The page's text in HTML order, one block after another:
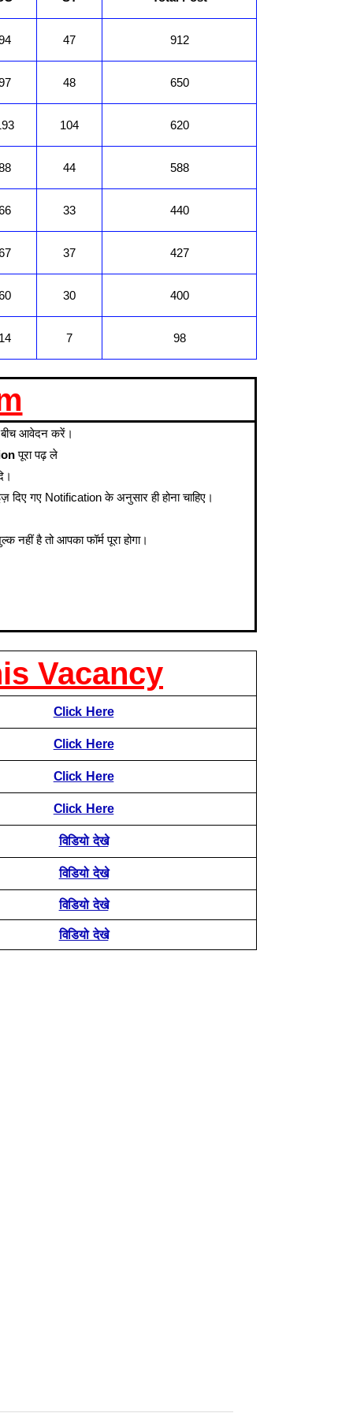
47 912
48 650
104 620
44 588
33 440
37 427
30 400
14 7 98
आवेदन करें।
पूरा पढ़ ले
गए Notification के अनुसार ही होना चाहिए।
है तो आपका फॉर्म पूरा होगा।
Vacancy
Click Here
Click Here
Click Here
Click Here
विडियो देखे
विडियो देखे
विडियो देखे
विडियो देखे